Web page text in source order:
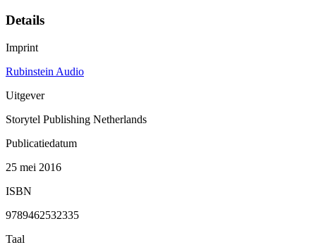
Details
Imprint
Rubinstein Audio
Uitgever
Storytel Publishing Netherlands
Publicatiedatum
25 mei 2016
ISBN
9789462532335
Taal